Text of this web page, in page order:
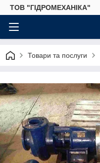
ТОВ "ГІДРОМЕХАНІКА"
Товари та послуги